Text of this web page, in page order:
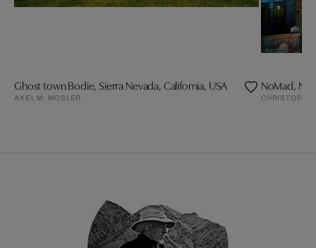
Ghost town Bodie, Sierra Nevada, California, USA
AXEL M. MOSLER
NoMad,